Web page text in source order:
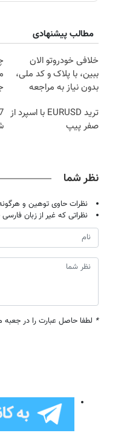
مطالب پیشنهادی
خلافی خودروتو الان
ببین، با پلاک و کد ملی،
بدون نیاز به مراجعه
ترید EURUSD با اسپرد از
صفر پیپ
نظر شما
نظرات حاوی توهین و
نظراتی که غیر از زبان
* لطفا حاصل عبارت را در جعبه
روزنامه‌های صبح